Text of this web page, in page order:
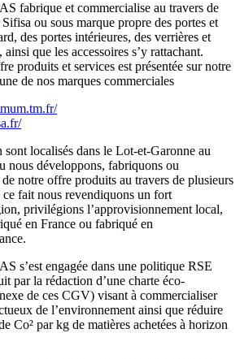
fabrique et commercialise au travers de
ou sous marque propre des portes et
des portes intérieures, des verrières et
que les accessoires s’y rattachant.
produits et services est présentée sur notre
de nos marques commerciales
localisés dans le Lot-et-Garonne au
nous développons, fabriquons ou
de notre offre produits au travers de plusieurs
fait nous revendiquons un fort
privilégions l’approvisionnement local,
en France ou fabriqué en
s’est engagée dans une politique RSE
par la rédaction d’une charte éco-
de ces CGV) visant à commercialiser
de l’environnement ainsi que réduire
Co² par kg de matières achetées à horizon